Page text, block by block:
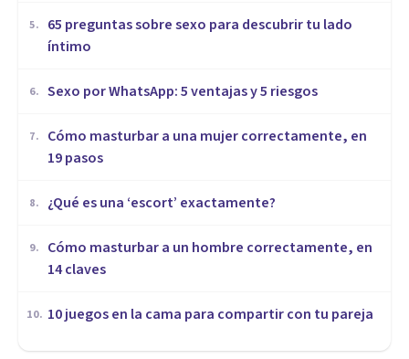
5.
65 preguntas sobre sexo para descubrir tu lado
íntimo
6. Sexo por WhatsApp: 5 ventajas y 5 riesgos
7.
Cómo masturbar a una mujer correctamente, en
19 pasos
8. ¿Qué es una ‘escort’ exactamente?
9.
Cómo masturbar a un hombre correctamente, en
14 claves
10. 10 juegos en la cama para compartir con tu pareja